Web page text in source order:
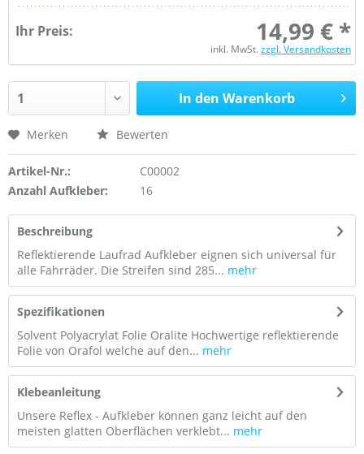
Ihr Preis: 14,99 € *
inkl. MwSt.zzgl. Versandkosten
In den Warenkorb
Merken Bewerten
Artikel-Nr.:
C00002
Anzahl Aufkleber:
16
Beschreibung
Reflektierende Laufrad Aufkleber eignen sich universal für
alle Fahrräder. Die Streifen sind 285... mehr
Spezifikationen
Solvent Polyacrylat Folie Oralite Hochwertige reflektierende
Folie von Orafol welche auf den... mehr
Klebeanleitung
Unsere Reflex - Aufkleber können ganz leicht auf den
meisten glatten Oberflächen verklebt... mehr